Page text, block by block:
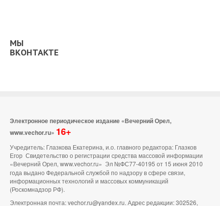
МЫ
ВКОНТАКТЕ
Электронное периодическое издание «Вечерний Орел,
www.vechor.ru» 16+
Учредитель: Глазкова Екатерина, и.о. главного редактора: Глазков
Егор Свидетельство о регистрации средства массовой информации
«Вечерний Орел, www.vechor.ru» Эл №ФС77-40195 от 15 июня 2010
года выдано Федеральной службой по надзору в сфере связи,
информационных технологий и массовых коммуникаций
(Роскомнадзор РФ).
Электронная почта: vechor.ru@yandex.ru. Адрес редакции: 302526,